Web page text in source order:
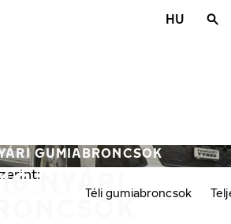
HU
NYÁRI
GUMIABRONCSOK
Téli gumiabroncsok